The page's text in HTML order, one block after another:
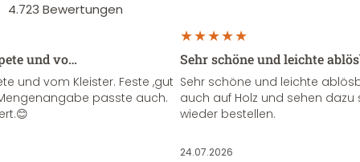
4.723 Bewertungen
und vo…
und vom Kleister. Feste ,gut
passte auch.
Sehr schöne und leichte
Sehr schöne und leichte
auch auf Holz und sehen
wieder bestellen.
24.07.2026